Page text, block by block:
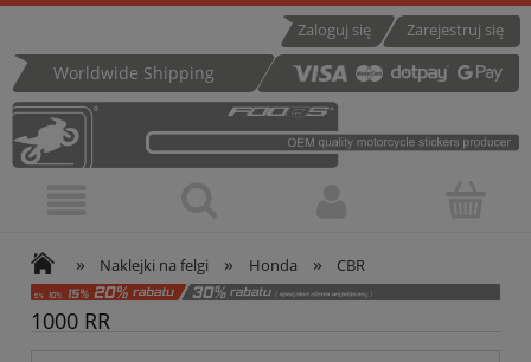
Zarejestruj się
Zaloguj się
Worldwide Shipping
» Naklejki na felgi » Honda » CBR
1000 RR